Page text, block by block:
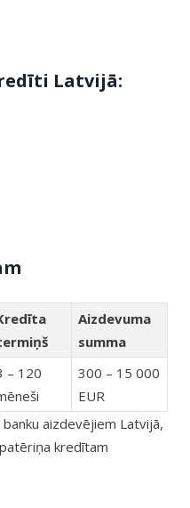
Latvijā:
Aizdevuma
summa
– 120
300 – 15 000
EUR
aizdevējiem Latvijā,
kredītam